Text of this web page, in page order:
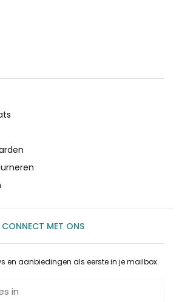
CONNECT MET ONS
en aanbiedingen als eerste in je mailbox.